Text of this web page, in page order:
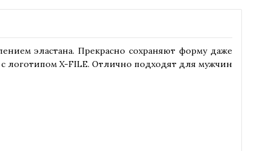
эластана. Прекрасно сохраняют форму даже
X-FILE. Отлично подходят для мужчин